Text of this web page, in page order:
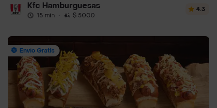
Kfc Hamburguesas
15 min · $ 5000
4.3
Envío Gratis